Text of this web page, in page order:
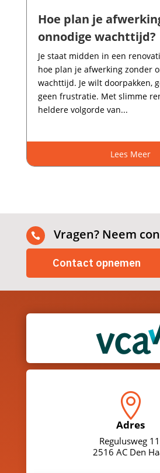
Hoe plan je
onnodige wachttijd?
Je staat midden in een
hoe plan je afwerking zonder
wachttijd.​ Je wilt doorpakken,
geen frustratie.​ Met slimme
heldere volgorde van...
Lees Meer
 Vragen? Neem
Contact opnemen

Adres
Regulusweg
2516 AC Den